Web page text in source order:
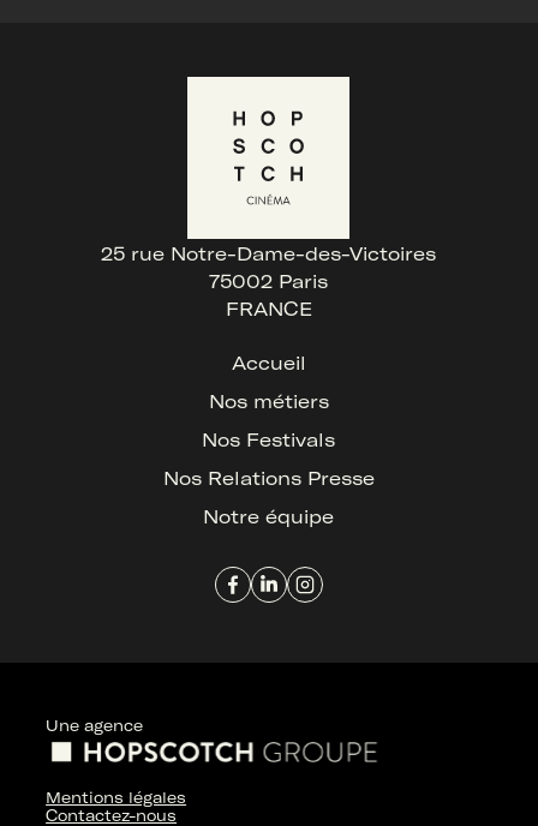
25 rue Notre-Dame-des-Victoires
75002 Paris
FRANCE
Accueil
Nos métiers
Nos Festivals
Nos Relations Presse
Notre équipe
Une agence
Mentions légales
Contactez-nous